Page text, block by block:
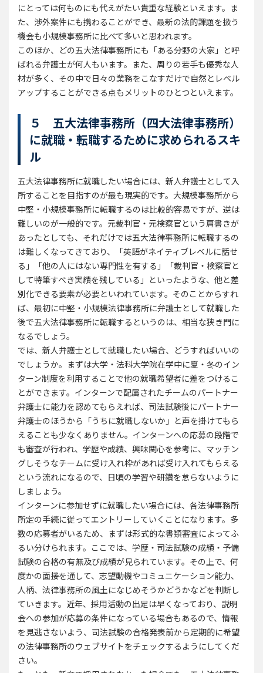
にとっては何ものにも代えがたい貴重な経験といえます。ま
た、渉外案件にも携わることができ、最新の法的課題を扱う
機会も小規模事務所に比べて多いと思われます。
このほか、どの五大法律事務所にも「ある分野の大家」と呼
ばれる弁護士が何人もいます。また、周りの若手も優秀な人
材が多く、その中で日々の業務をこなすだけで自然とレベル
アップすることができる点もメリットのひとつといえます。
５ 五大法律事務所（四大法律事務所）
に就職・転職するために求められるスキ
ル
五大法律事務所に就職したい場合には、新人弁護士として入
所することを目指すのが最も現実的です。大規模事務所から
中堅・小規模事務所に転職するのは比較的容易ですが、逆は
難しいのが一般的です。元裁判官・元検察官という肩書きが
あったとしても、それだけでは五大法律事務所に転職するの
は難しくなってきており、「英語がネイティブレベルに話せ
る」「他の人にはない専門性を有する」「裁判官・検察官と
して特筆すべき実績を残している」といったような、他と差
別化できる要素が必要といわれています。そのことからすれ
ば、最初に中堅・小規模法律事務所に弁護士として就職した
後で五大法律事務所に転職するというのは、相当な狭き門に
なるでしょう。
では、新人弁護士として就職したい場合、どうすればいいの
でしょうか。まずは大学・法科大学院在学中に夏・冬のイン
ターン制度を利用することで他の就職希望者に差をつけるこ
とができます。インターンで配属されたチームのパートナー
弁護士に能力を認めてもらえれば、司法試験後にパートナー
弁護士のほうから「うちに就職しないか」と声を掛けてもら
えることも少なくありません。インターンへの応募の段階で
も審査が行われ、学歴や成績、興味関心を参考に、マッチン
グしそうなチームに受け入れ枠があれば受け入れてもらえる
という流れになるので、日頃の学習や研鑽を怠らないように
しましょう。
インターンに参加せずに就職したい場合には、各法律事務所
所定の手続に従ってエントリーしていくことになります。多
数の応募者がいるため、まずは形式的な書類審査によってふ
るい分けられます。ここでは、学歴・司法試験の成績・予備
試験の合格の有無及び成績が見られています。その上で、何
度かの面接を通して、志望動機やコミュニケーション能力、
人柄、法律事務所の風土になじめそうかどうかなどを判断し
ていきます。近年、採用活動の出足は早くなっており、説明
会への参加が応募の条件になっている場合もあるので、情報
を見逃さないよう、司法試験の合格発表前から定期的に希望
の法律事務所のウェブサイトをチェックするようにしてくだ
さい。